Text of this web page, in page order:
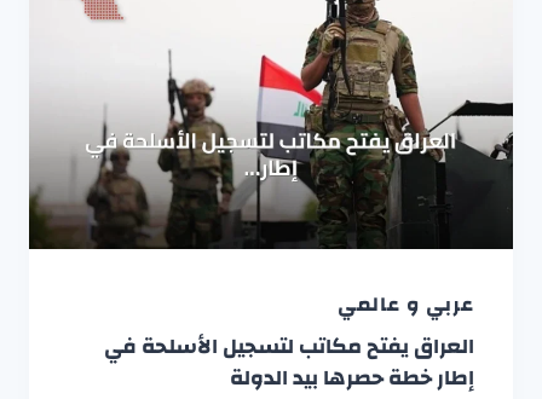
عربي و عالمي
العراق يفتح مكاتب لتسجيل الأسلحة في
إطار خطة حصرها بيد الدولة